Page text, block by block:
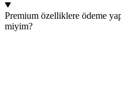
Premium özelliklere ödeme
miyim?